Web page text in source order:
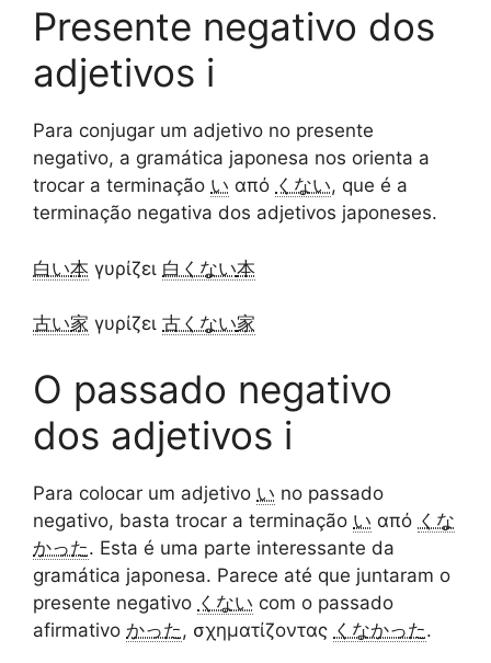
Presente negativo dos
adjetivos i
Para conjugar um adjetivo no presente
negativo, a gramática japonesa nos orienta a
trocar a terminação い από くない, que é a
terminação negativa dos adjetivos japoneses.
白い本 γυρίζει 白くない本
古い家 γυρίζει 古くない家
O passado negativo
dos adjetivos i
Para colocar um adjetivo い no passado
negativo, basta trocar a terminação い από くな
かった. Esta é uma parte interessante da
gramática japonesa. Parece até que juntaram o
presente negativo くない com o passado
afirmativo かった, σχηματίζοντας くなかった.